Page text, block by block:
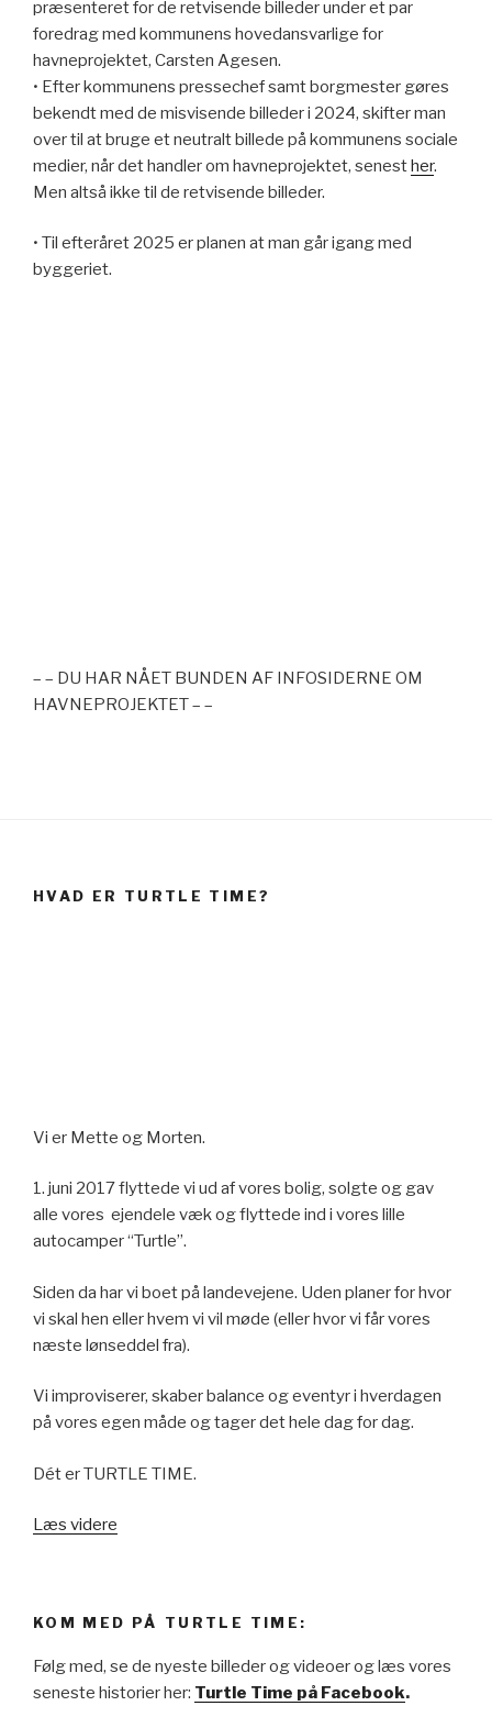
præsenteret for de retvisende billeder under et par
foredrag med kommunens hovedansvarlige for
havneprojektet, Carsten Agesen.
• Efter kommunens pressechef samt borgmester gøres
bekendt med de misvisende billeder i 2024, skifter man
over til at bruge et neutralt billede på kommunens sociale
medier, når det handler om havneprojektet, senesther.
Men altså ikke til de retvisende billeder.
• Til efteråret 2025 er planen at man går igang med
byggeriet.
– – DU HAR NÅET BUNDEN AF INFOSIDERNE OM
HAVNEPROJEKTET – –
HVAD ER TURTLE TIME?
Vi er Mette og Morten.
1. juni 2017 flyttede vi ud af vores bolig, solgte og gav
alle vores ejendele væk og flyttede ind i vores lille
autocamper “Turtle”.
Siden da har vi boet på landevejene. Uden planer for hvor
vi skal hen eller hvem vi vil møde (eller hvor vi får vores
næste lønseddel fra).
Vi improviserer, skaber balance og eventyr i hverdagen
på vores egen måde og tager det hele dag for dag.
Dét er TURTLE TIME.
Læs videre
KOM MED PÅ TURTLE TIME:
Følg med, se de nyeste billeder og videoer og læs vores
seneste historier her: Turtle Time på Facebook.